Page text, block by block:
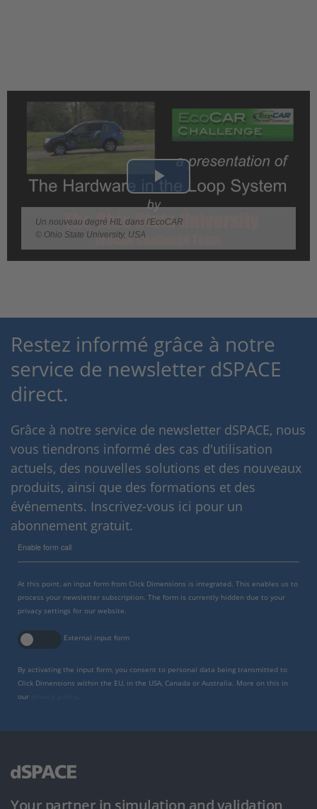
Play
Video
Un nouveau degré HIL dans l'EcoCAR
© Ohio State University, USA
Restez informé grâce à notre
service de newsletter dSPACE
direct.
Grâce à notre service de newsletter dSPACE, nous
vous tiendrons informé des cas d'utilisation
actuels, des nouvelles solutions et des nouveaux
produits, ainsi que des formations et des
événements. Inscrivez-vous ici pour un
abonnement gratuit.
Enable form call
At this point, an input form from Click Dimensions is integrated. This enables us to
process your newsletter subscription. The form is currently hidden due to your
privacy settings for our website.
External input form
By activating the input form, you consent to personal data being transmitted to
Click Dimensions within the EU, in the USA, Canada or Australia. More on this in
our